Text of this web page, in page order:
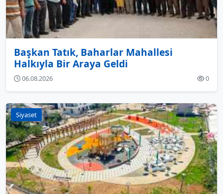
Başkan Tatık, Baharlar Mahallesi
Halkıyla Bir Araya Geldi
06.08.2026 0
Siyaset